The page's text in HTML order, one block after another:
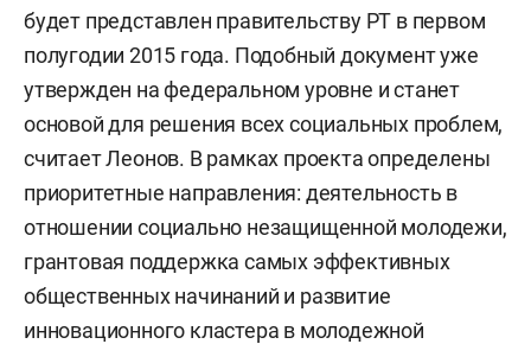
будет представлен правительству РТ в первом
полугодии 2015 года. Подобный документ уже
утвержден на федеральном уровне и станет
основой для решения всех социальных проблем,
считает Леонов. В рамках проекта определены
приоритетные направления: деятельность в
отношении социально незащищенной молодежи,
грантовая поддержка самых эффективных
общественных начинаний и развитие
инновационного кластера в молодежной